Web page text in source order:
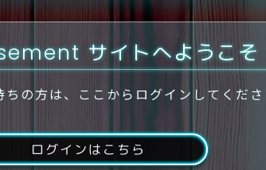
サイトへようこそ
の方は、ここからログインしてくださ
ログインはこちら